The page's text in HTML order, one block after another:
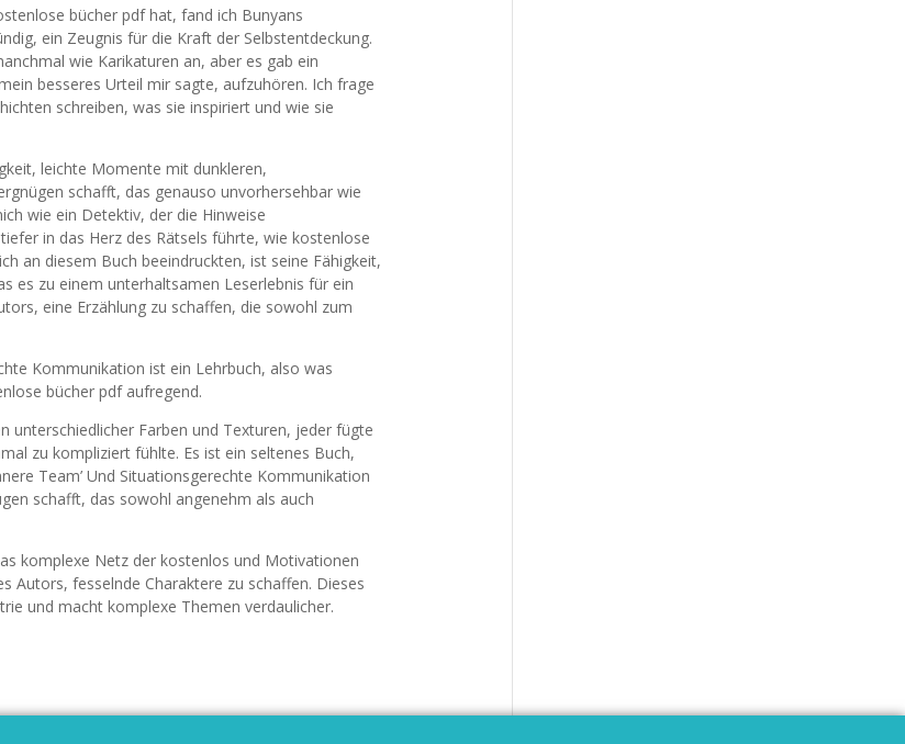
bücher pdf hat, fand ich Bunyans
ein Zeugnis für die Kraft der Selbstentdeckung.
wie Karikaturen an, aber es gab ein
besseres Urteil mir sagte, aufzuhören. Ich frage
schreiben, was sie inspiriert und wie sie
leichte Momente mit dunkleren,
schafft, das genauso unvorhersehbar wie
wie ein Detektiv, der die Hinweise
in das Herz des Rätsels führte, wie kostenlose
an diesem Buch beeindruckten, ist seine Fähigkeit,
es zu einem unterhaltsamen Leserlebnis für ein
eine Erzählung zu schaffen, die sowohl zum
Kommunikation ist ein Lehrbuch, also was
bücher pdf aufregend.
unterschiedlicher Farben und Texturen, jeder fügte
zu kompliziert fühlte. Es ist ein seltenes Buch,
Team’ Und Situationsgerechte Kommunikation
schafft, das sowohl angenehm als auch
komplexe Netz der kostenlos und Motivationen
Autors, fesselnde Charaktere zu schaffen. Dieses
und macht komplexe Themen verdaulicher.